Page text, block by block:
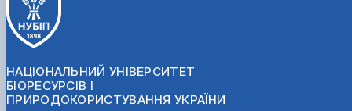
НАЦІОНАЛЬНИЙ УНІВЕРСИТЕТ
БІОРЕСУРСІВ І
ПРИРОДОКОРИСТУВАННЯ УКРАЇНИ